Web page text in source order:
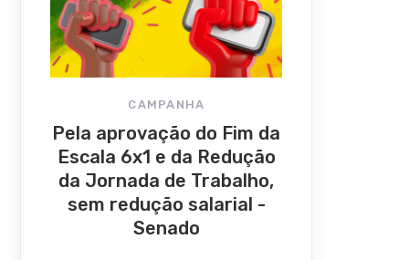
CAMPANHA
Pela aprovação do Fim da
Escala 6x1 e da Redução
da Jornada de Trabalho,
sem redução salarial -
Senado